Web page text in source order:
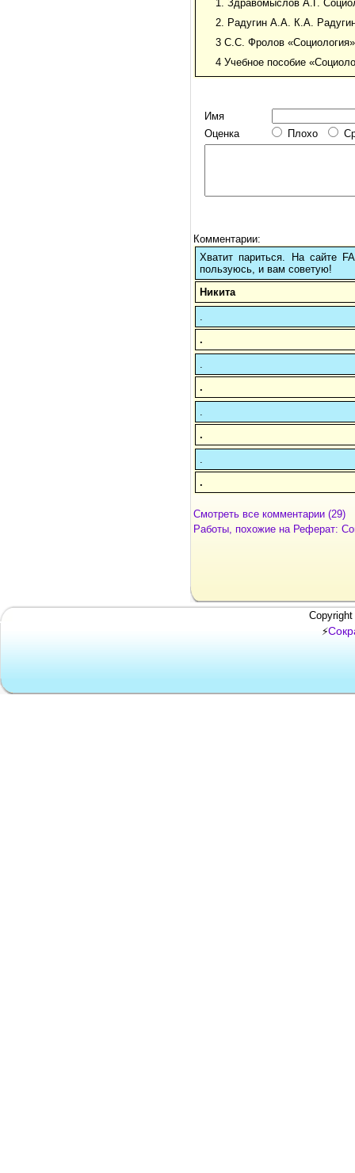
1. Здравомыслов А.Г.
2. Радугин А.А. К.А.
3 С.С. Фролов
4 Учебное пособие
Имя
Оценка
Плохо
Комментарии:
Хватит париться. На сайте
пользуюсь, и вам советую!
Никита
.
.
.
.
Смотреть все комментарии (29)
Работы, похожие на Реферат:
⚡